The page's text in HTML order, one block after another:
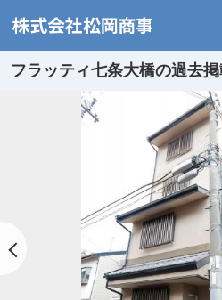
フラッティ七条大橋の過去